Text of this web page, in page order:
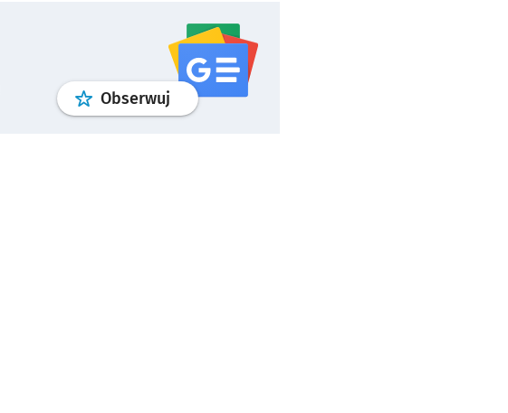
Obserwuj profilgoogle news